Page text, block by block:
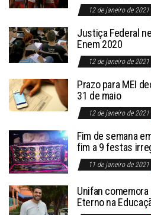
12 de janeiro de 2021
Justiça Federal
Enem 2020
12 de janeiro de 2021
Prazo para MEI
31 de maio
12 de janeiro de 2021
Fim de semana
fim a 9 festas
11 de janeiro de 2021
Unifan
Eterno na